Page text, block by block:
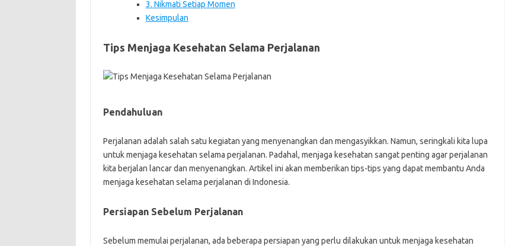
3. Nikmati Setiap Momen
Kesimpulan
Tips Menjaga Kesehatan Selama Perjalanan
Pendahuluan
Perjalanan adalah salah satu kegiatan yang menyenangkan dan mengasyikkan. Namun, seringkali kita lupa
untuk menjaga kesehatan selama perjalanan. Padahal, menjaga kesehatan sangat penting agar perjalanan
kita berjalan lancar dan menyenangkan. Artikel ini akan memberikan tips-tips yang dapat membantu Anda
menjaga kesehatan selama perjalanan di Indonesia.
Persiapan Sebelum Perjalanan
Sebelum memulai perjalanan, ada beberapa persiapan yang perlu dilakukan untuk menjaga kesehatan